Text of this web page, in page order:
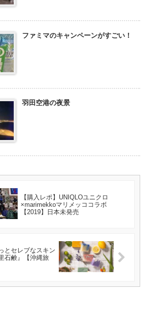
ファミマのキャンペーンがすごい！
羽田空港の夜景
【購入レポ】UNIQLOユニクロ
×marimekkoマリメッココラボ
【2019】日本未発売
とセレブなスキン
石鹸』【沖縄旅